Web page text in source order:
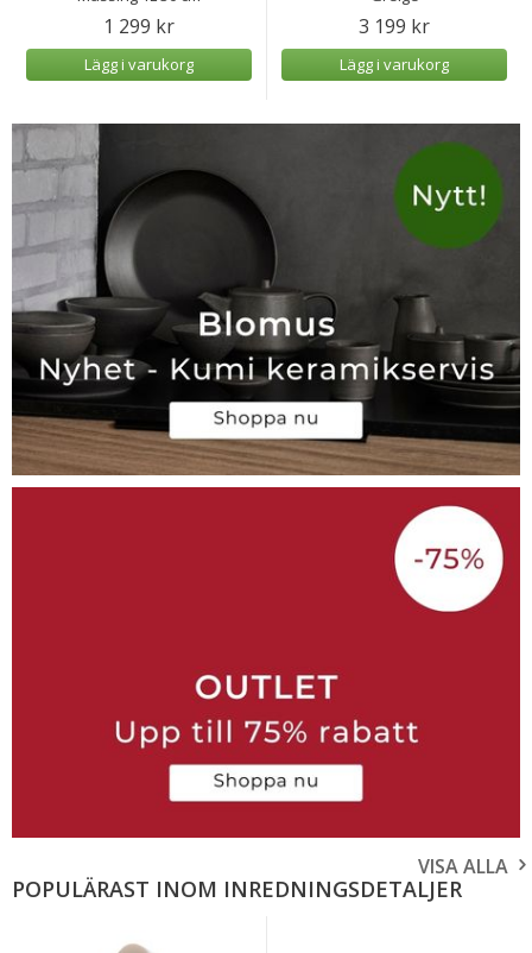
1 299 kr
Lägg i varukorg
3 199 kr
Lägg i varukorg
POPULÄRAST INOM INREDNINGSDETALJER
VISA ALLA